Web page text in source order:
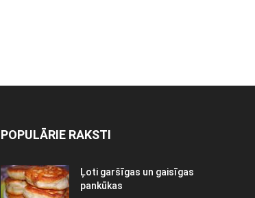
POPULĀRIE RAKSTI
Ļoti garšīgas un gaisīgas
pankūkas